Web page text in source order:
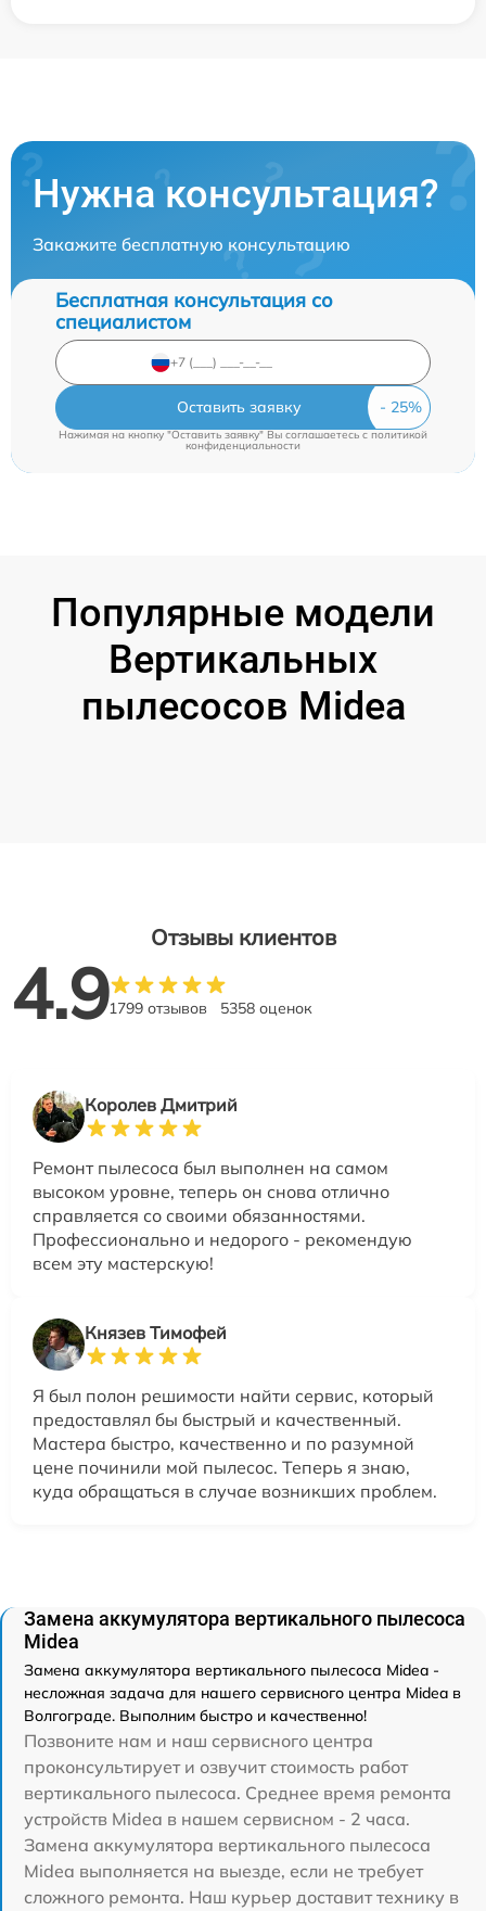
Нужна консультация?
Закажите бесплатную консультацию
Бесплатная консультация со
специалистом
Оставить заявку
Нажимая на кнопку "Оставить заявку" Вы соглашаетесь cполитикой
конфиденциальности
Популярные модели
Вертикальных
пылесосов Midea
Отзывы клиентов
4.91799 отзывов 5358 оценок
Королев Дмитрий
Ремонт пылесоса был выполнен на самом
высоком уровне, теперь он снова отлично
справляется со своими обязанностями.
Профессионально и недорого - рекомендую
всем эту мастерскую!
Князев Тимофей
Я был полон решимости найти сервис, который
предоставлял бы быстрый и качественный.
Мастера быстро, качественно и по разумной
цене починили мой пылесос. Теперь я знаю,
куда обращаться в случае возникших проблем.
Замена аккумулятора вертикального пылесоса
Midea
Замена аккумулятора вертикального пылесоса Midea -
несложная задача для нашего сервисного центра Midea в
Волгограде. Выполним быстро и качественно!
Позвоните нам и наш сервисного центра
проконсультирует и озвучит стоимость работ
вертикального пылесоса. Среднее время ремонта
устройств Midea в нашем сервисном - 2 часа.
Замена аккумулятора вертикального пылесоса
Midea выполняется на выезде, если не требует
сложного ремонта. Наш курьер доставит технику в